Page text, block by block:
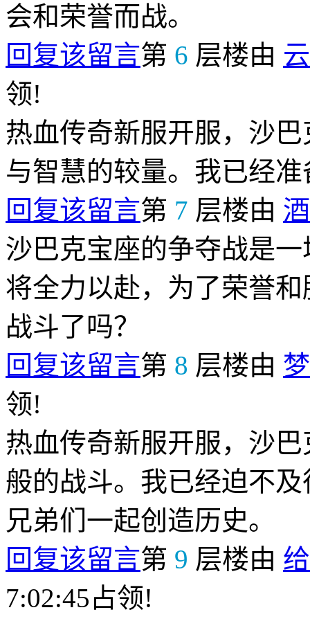
会和荣誉而战。
回复该留言第 6 层楼由
领!
热血传奇新服开服，沙
与智慧的较量。我已经
回复该留言第 7 层楼由
沙巴克宝座的争夺战是
将全力以赴，为了荣誉
战斗了吗？
回复该留言第 8 层楼由
领!
热血传奇新服开服，沙
般的战斗。我已经迫不
兄弟们一起创造历史。
回复该留言第 9 层楼由
7:02:45占领!